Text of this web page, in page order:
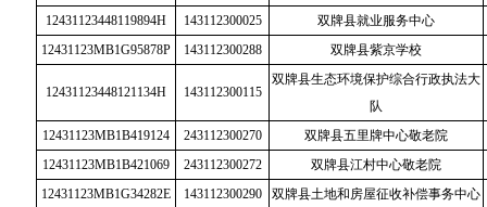
12431123448119894H
143112300025
双牌县就业服务中心
12431123MB1G95878P
143112300288 双牌县紫京学校
12431123448121134H 143112300115
双牌县生态环境保护综合行政执法大
队
12431123MB1B419124
243112300270
双牌县五里牌中心敬老院
12431123MB1B421069
243112300272
双牌县江村中心敬老院
12431123MB1G34282E
143112300290 双牌县土地和房屋征收补偿事务中心